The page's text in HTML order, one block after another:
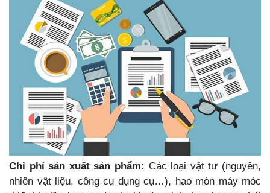
Chi phí sản xuất sản phẩm: Các loại vật tư (nguyên,
nhiên vật liệu, công cụ dụng cụ…), hao mòn máy móc